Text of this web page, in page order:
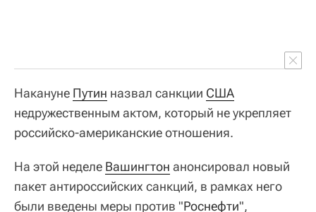
Накануне Путин назвал санкции США
недружественным актом, который не укрепляет
российско-американские отношения.
На этой неделе Вашингтон анонсировал новый
пакет антироссийских санкций, в рамках него
были введены меры против "Роснефти",